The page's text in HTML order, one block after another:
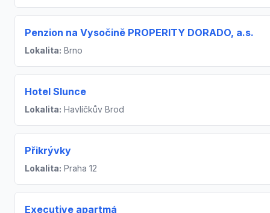
Penzion na Vysočině PROPERITY DORADO, a.s.
Lokalita: Brno
Hotel Slunce
Lokalita: Havlíčkův Brod
Přikrývky
Lokalita: Praha 12
Executive apartmá